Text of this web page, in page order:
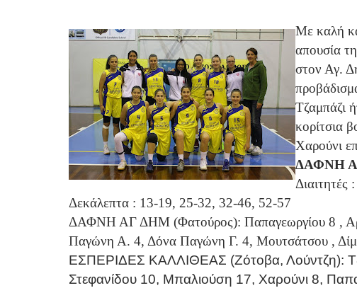
Με καλή
απουσία
στον Αγ.
Τζαμπάζι
κορίτσια
Χαρούνι
ΔΑΦΝΗ
Διαιτητές
Δεκάλεπτα : 13-19, 25-32, 32-46, 52-57
ΔΑΦΝΗ ΑΓ ΔΗΜ (Φατούρος): Παπαγεωργίου 8 ,
Παγώνη Α. 4, Δόνα Παγώνη Γ. 4, Μουτσάτσου ,
ΕΣΠΕΡΙΔΕΣ ΚΑΛΛΙΘΕΑΣ (Ζότοβα, Λούντζη):
Στεφανίδου 10, Μπαλιούση 17, Χαρούνι 8,